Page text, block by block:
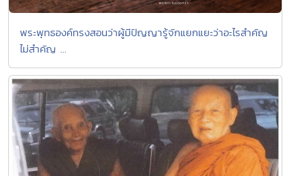
พระพุทธองค์ทรงสอนว่าผู้มีปัญญารู้จักแยกแยะว่าอะไรสำคัญ
ไม่สำคัญ ...